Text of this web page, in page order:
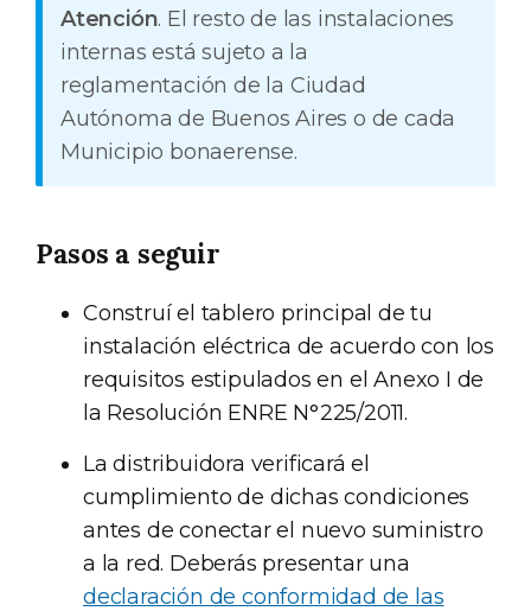
Atención. El resto de las instalaciones
internas está sujeto a la
reglamentación de la Ciudad
Autónoma de Buenos Aires o de cada
Municipio bonaerense.
Pasos a seguir
Construí el tablero principal de tu
instalación eléctrica de acuerdo con los
requisitos estipulados en el Anexo I de
la Resolución ENRE N°225/2011.
La distribuidora verificará el
cumplimiento de dichas condiciones
antes de conectar el nuevo suministro
a la red. Deberás presentar una
declaración de conformidad de las